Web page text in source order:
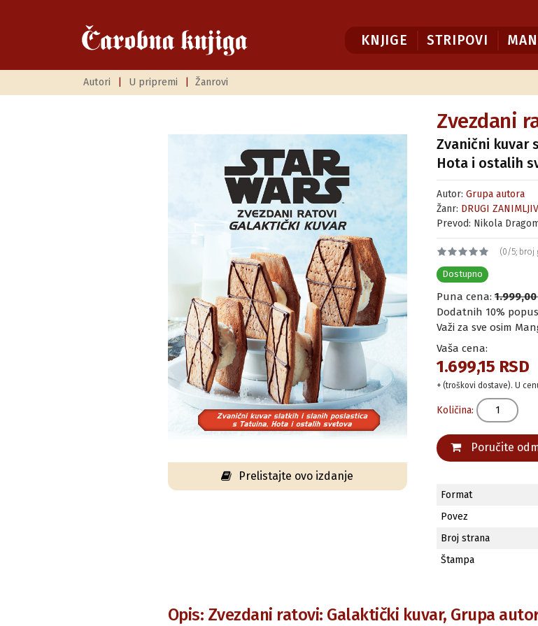
KNJIGE STRIPOVI
Autori U pripremi Žanrovi
Prelistajte ovo izdanje
Zvezdani
Zvanični kuvar
Hota i ostalih
Autor:Grupa autora
Žanr: DRUGI
Prevod: Nikola
(0/5; broj
Dostupno
Puna cena:1.999,00
Dodatnih 10%
Važi za sve osim
Vaša cena:
1.699,15 RSD
+ (troškovi dostave). U
Količina:
Poručite
Format
Povez
Broj strana
Štampa
Opis: Zvezdani ratovi: Galaktički kuvar, Grupa